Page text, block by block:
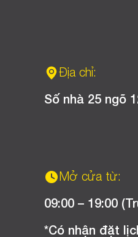
Địa chỉ:
Số nhà 25 ngõ
Mở cửa từ:
09:00 – 19:00
*Có nhận đặt